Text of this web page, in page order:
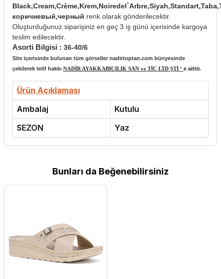
коричневый,черный renk olarak gönderilecektir.
Oluşturduğunuz siparişiniz en geç 3 iş günü içerisinde kargoya
teslim edilecektir.
Asorti Bilgisi : 36-40/6
Site içerisinde bulunan tüm görseller nadirtoptan.com bünyesinde
çekilerek telif hakkı NADİR AYAKKABICILIK SAN ve TİC LTD ŞTİ ‘ e aittir.
Ürün Açıklaması
Ambalaj
Kutulu
SEZON
Yaz
Bunları da Beğenebilirsiniz